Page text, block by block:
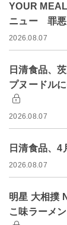
YOUR
ニュー 罪悪
2026.08.07
日清食品、
プヌードル
2026.08.07
日清食品、4
2026.08.07
明星 大相撲
こ味ラーメ